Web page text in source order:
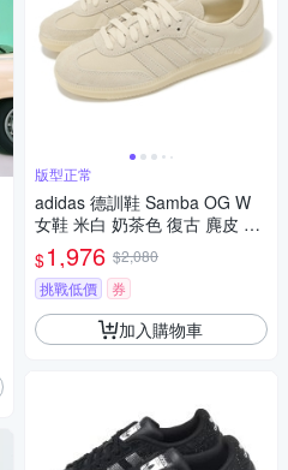
版型正常
adidas 德訓鞋 Samba OG W
女鞋 米白 奶茶色 復古 麂皮 休
閒鞋 愛迪達 JI2729
$1,976 $2,080
挑戰低價
券
加入購物車